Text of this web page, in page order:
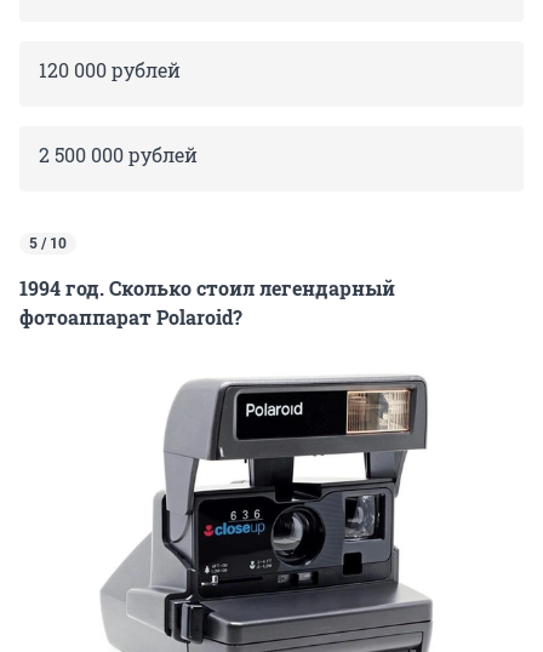
120 000 рублей
2 500 000 рублей
5 / 10
1994 год. Сколько стоил легендарный
фотоаппарат Polaroid?